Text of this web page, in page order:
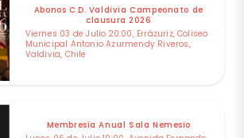
Abonos C.D. Valdivia Campeonato de
clausura 2026
Viernes 03 de Julio 20:00, Errázuriz, Coliseo
Municipal Antonio Azurmendy Riveros,
Valdivia, Chile
Membresía Anual Sala Nemesio